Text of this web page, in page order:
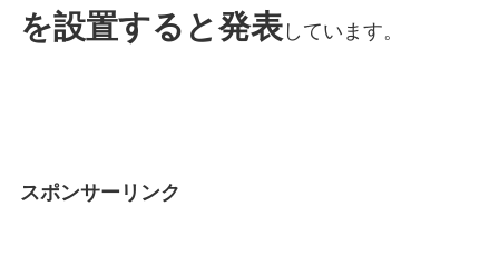
を設置すると発表しています。
スポンサーリンク